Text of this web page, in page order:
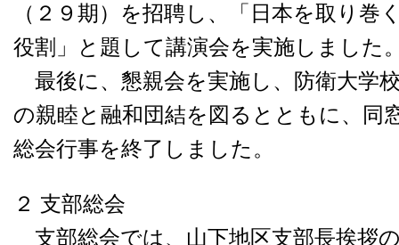
（２９期）を招聘し、「日本を取り巻
役割」と題して講演会を実施しました
最後に、懇親会を実施し、防衛大学
の親睦と融和団結を図るとともに、同
総会行事を終了しました。
２ 支部総会
支部総会では、山下地区支部長挨拶